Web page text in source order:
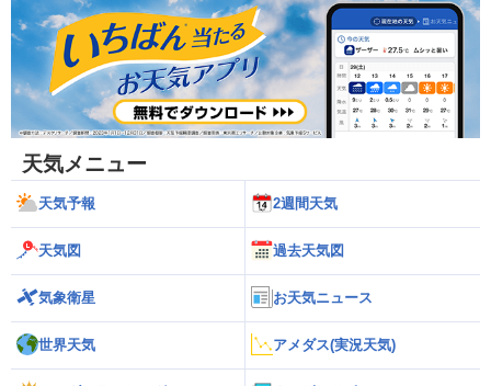
天気メニュー
天気予報 2週間天気
天気図 過去天気図
気象衛星 お天気ニュース
世界天気 アメダス(実況天気)